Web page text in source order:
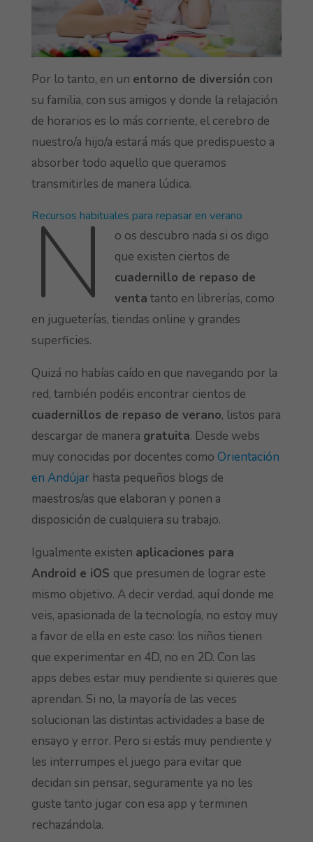
Por lo tanto, en un entorno de diversión con
su familia, con sus amigos y donde la relajación
de horarios es lo más corriente, el cerebro de
nuestro/a hijo/a estará más que predispuesto a
absorber todo aquello que queramos
transmitirles de manera lúdica.
Recursos habituales para repasar en verano
N
o os descubro nada si os digo
que existen ciertos de
cuadernillo de repaso de
venta tanto en librerías, como
en jugueterías, tiendas online y grandes
superficies.
Quizá no habías caído en que navegando por la
red, también podéis encontrar cientos de
cuadernillos de repaso de verano, listos para
descargar de manera gratuita. Desde webs
muy conocidas por docentes como Orientación
en Andújarhasta pequeños blogs de
maestros/as que elaboran y ponen a
disposición de cualquiera su trabajo.
Igualmente existen aplicaciones para
Android e iOS que presumen de lograr este
mismo objetivo. A decir verdad, aquí donde me
veis, apasionada de la tecnología, no estoy muy
a favor de ella en este caso: los niños tienen
que experimentar en 4D, no en 2D. Con las
apps debes estar muy pendiente si quieres que
aprendan. Si no, la mayoría de las veces
solucionan las distintas actividades a base de
ensayo y error. Pero si estás muy pendiente y
les interrumpes el juego para evitar que
decidan sin pensar, seguramente ya no les
guste tanto jugar con esa app y terminen
rechazándola.